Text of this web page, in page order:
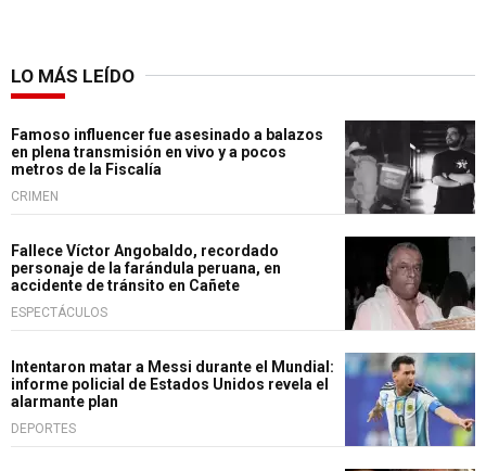
LO MÁS LEÍDO
Famoso influencer fue asesinado a balazos
en plena transmisión en vivo y a pocos
metros de la Fiscalía
CRIMEN
Fallece Víctor Angobaldo, recordado
personaje de la farándula peruana, en
accidente de tránsito en Cañete
ESPECTÁCULOS
Intentaron matar a Messi durante el Mundial:
informe policial de Estados Unidos revela el
alarmante plan
DEPORTES